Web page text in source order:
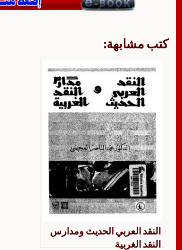
كتب مشابهة:
النقد العربي الحديث ومدارس
النقد الغربية